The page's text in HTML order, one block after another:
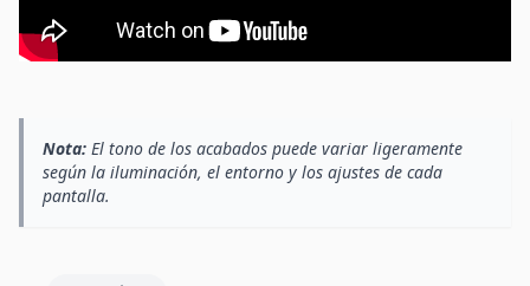
Nota: El tono de los acabados puede variar ligeramente
según la iluminación, el entorno y los ajustes de cada
pantalla.